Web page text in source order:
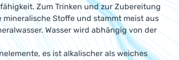
Zum Trinken und zur Zubereitung
Stoffe und stammt meist aus
Wasser wird abhängig von der
es ist alkalischer als weiches